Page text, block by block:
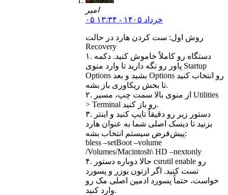
امیر
۰۵ خرداد ۱۴۰۵ - ۱۳:۳۴
روش اول: ست کردن هارد در حالت
Recovery
۱. دستگاه رو کاملاً خاموش کنید. دکمه
پاور رو نگه دارید تا وارد منوی Startup
Options بشید و بعد Options رو انتخاب کنید
تا بخش ریکاوری باز بشه.
۲. از منوی بالا سمت چپ، مسیر Utilities
> Terminal رو باز کنید.
۳. دستور زیر رو دقیقاً تایپ کنید و اینتر
بزنید تا دیسک اصلی شما به عنوان هارد
پیش‌فرض سیستم انتخاب بشه:
bless –setBoot –volume
/Volumes/Macintosh\ HD –nextonly
۴. حالا دوباره دستور csrutil enable رو
تست کنید. اگر ازتون یوزر و پسورد
خواست، حتماً پسورد ادمین اصلی مک رو
وارد کنید.